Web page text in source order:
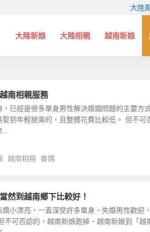
大陸
大陸新娘 大陸相親 越南新娘
南相親服務
已經是很多單身男性解決婚姻問題的主要方
到年輕貌美的，且整體花費比較低。 但不可
越南相親 養媽
然到越南鄉下比較好！
小漂亮，一直深受許多單身、失婚男性歡迎
不可否認的，越南新娘跑掉、越南新娘到「越